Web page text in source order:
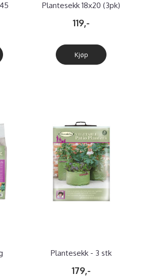
Plantesekk 18x20 (3pk)
119,-
Kjøp
Plantesekk - 3 stk
forskjellige størrelser
179,-